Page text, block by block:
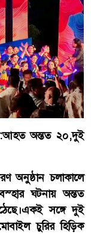
অন্তত ২০,দুই
অনুষ্ঠান চলাকালে
ঘটনায় অন্তত
সঙ্গে দুই
চুরির হিড়িক